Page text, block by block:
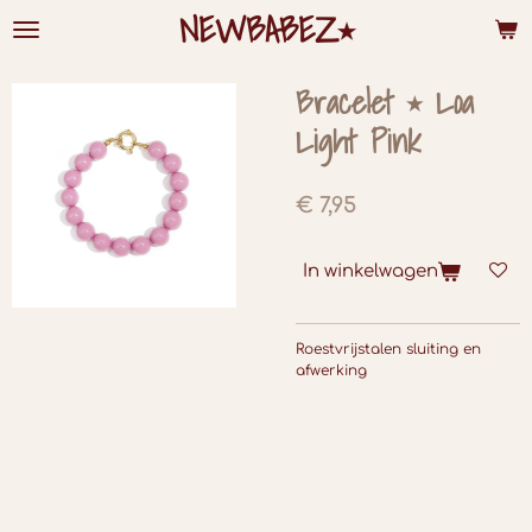
Ga
direct
NEWBABEZ⭑
Bracelet ⭑ Loa
Light Pink
€ 7,95
In winkelwagen
Roestvrijstalen sluiting en
afwerking